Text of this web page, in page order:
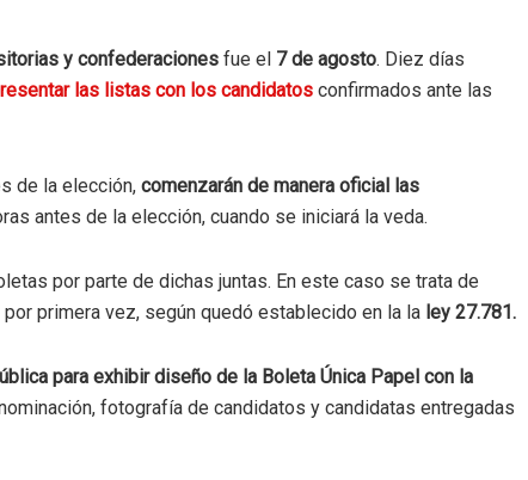
y confederaciones fue el 7 de agosto. Diez días
las listas con los candidatos confirmados ante las
de la elección, comenzarán de manera oficial las
antes de la elección, cuando se iniciará la veda.
por parte de dichas juntas. En este caso se trata de
primera vez, según quedó establecido en la la ley 27.781.
para exhibir diseño de la Boleta Única Papel con la
fotografía de candidatos y candidatas entregadas